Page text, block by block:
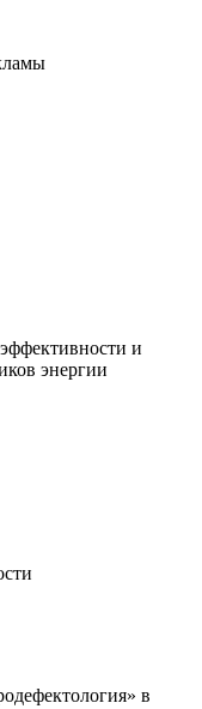
и
энергии
в